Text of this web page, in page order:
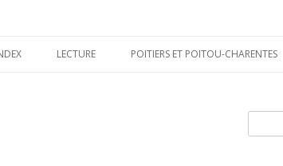
au
LECTURE POITIERS ET POITOU-CHARENTES